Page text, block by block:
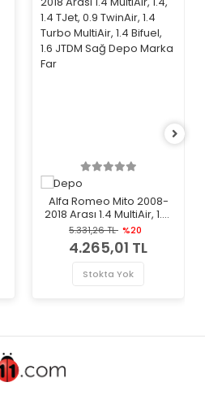
Alfa Romeo Mito 2008-
2018 Arası 1.4 MultiAir, 1.4,
1.4 TJet, 0.9 TwinAir, 1.4
Turbo MultiAir, 1.4 Bifuel,
1.6 JTDM Sağ Depo Marka
5.331,26 TL %20
4.265,01 TL
Stokta Yok